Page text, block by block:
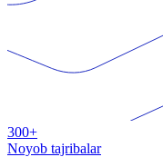
300+
Noyob tajribalar